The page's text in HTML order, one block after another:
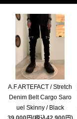
A.F ARTEFACT / Stretch
Denim Belt Cargo Saro
uel Skinny / Black